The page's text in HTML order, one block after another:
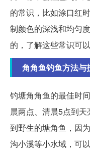
的常识，比如涂口红
制颜色的深浅和均匀
的，了解这些常识可
角角鱼钓鱼方法与
钓塘角角鱼的最佳时
晨两点、清晨5点到
到野生的塘角鱼，因
沟小溪等小水域，可